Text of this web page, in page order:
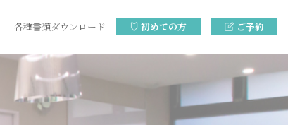
各種書類ダウンロード 初めての方 ご予約